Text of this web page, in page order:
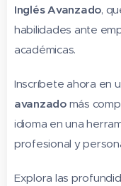
Inglés Avanzado,
habilidades ante
académicas.
Inscríbete ahora en
avanzadomás
idioma en una
profesional y
Explora las